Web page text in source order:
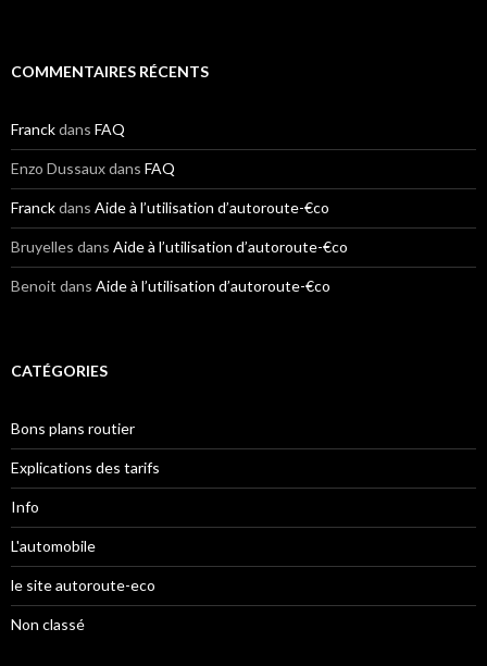
COMMENTAIRES RÉCENTS
Franckdans FAQ
Enzo Dussauxdans FAQ
Franckdans Aide à l’utilisation d’autoroute-€co
Bruyelles dans Aide à l’utilisation d’autoroute-€co
Benoit dans Aide à l’utilisation d’autoroute-€co
CATÉGORIES
Bons plans routier
Explications des tarifs
Info
L'automobile
le site autoroute-eco
Non classé